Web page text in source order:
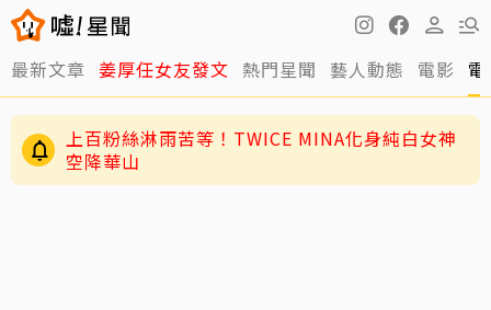
最新文章 姜厚任女友發文 熱門星聞 藝人動態 電影
上百粉絲淋雨苦等！TWICE MINA化身純白女神
空降華山